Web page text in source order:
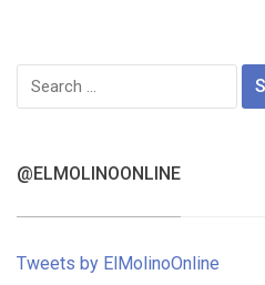
Search
for:
@ELMOLINOONLINE
Tweets by ElMolinoOnline